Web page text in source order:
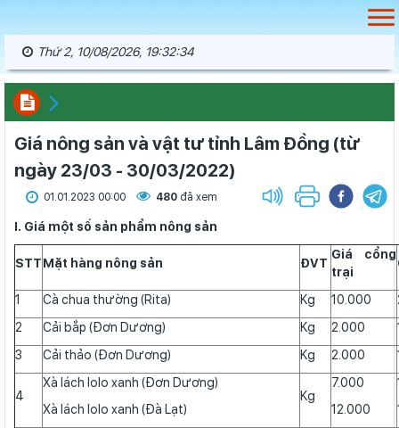
Thứ 2, 10/08/2026, 19:32:35
Giá nông sản và vật tư tỉnh Lâm Đồng (từ
ngày 23/03 - 30/03/2022)
01.01.2023 00:00 480 đã xem
I. Giá một số sản phẩm nông sản
STTMặt hàng nông sản ĐVT
Giá cổng
trại
1 Cà chua thường (Rita) Kg 10.000
2
Cải bắp (Đơn Dương) Kg 2.000
3
Cải thảo (Đơn Dương) Kg 2.000
4
Xà lách lolo xanh (Đơn Dương)
Xà lách lolo xanh (Đà Lạt)
Kg
7.000
12.000